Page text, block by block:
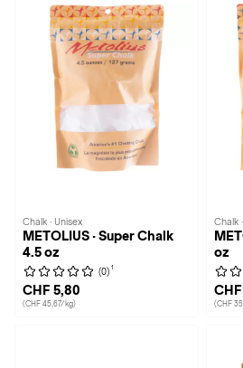
Chalk · Unisex
METOLIUS · Super Chalk
4.5 oz
(0) 1
CHF 5,80
(CHF 45,67/kg)
Chalk
oz
(CHF